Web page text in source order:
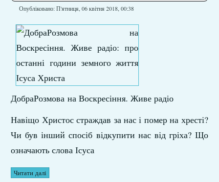
Опубліковано: П'ятниця, 06 квітня 2018, 00:38
ДобраРозмова на Воскресіння. Живе радіо
Навіщо Христос страждав за нас і помер на хресті?
Чи був інший спосіб відкупити нас від гріха? Що
означають слова Ісуса
Читати далі